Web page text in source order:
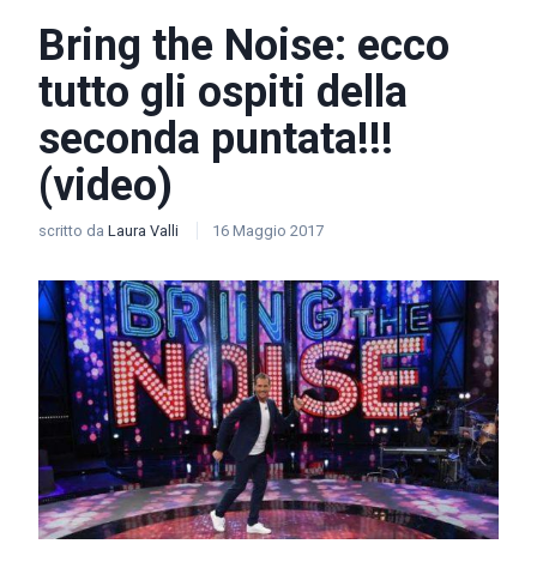
Bring the Noise: ecco
tutto gli ospiti della
seconda puntata!!!
(video)
scritto da Laura Valli 16 Maggio 2017